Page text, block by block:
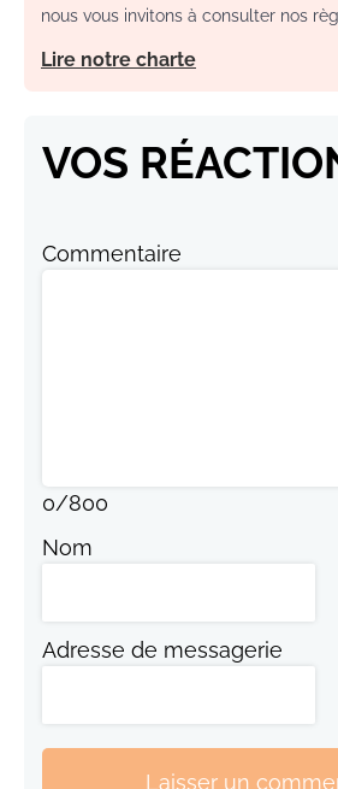
nous vous invitons à consulter nos
Lire notre charte
VOS
Commentaire
0/800
Nom
Adresse de messagerie
Laisser un